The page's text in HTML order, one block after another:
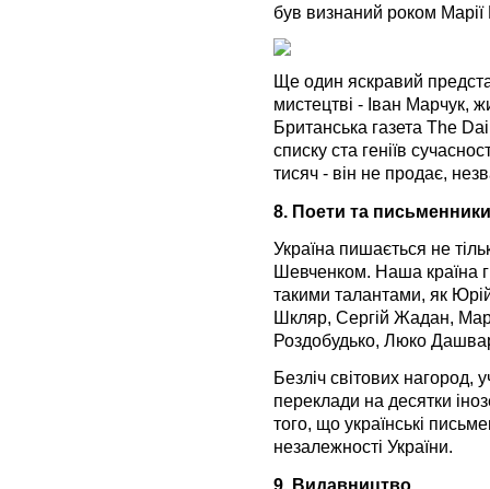
був визнаний роком
Ще один яскравий
мистецтві - Іван Марчук,
Британська газета The
списку ста геніїв
тисяч - він не продає,
8. Поети та
Україна пишається не
Шевченком. Наша країна
такими талантами, як
Шкляр, Сергій Жадан,
Роздобудько, Люко
Безліч світових нагород,
переклади на десятки
того, що українські
незалежності України.
9. Видавництво